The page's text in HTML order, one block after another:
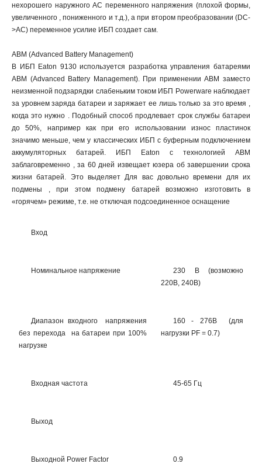
нехорошего наружного AC переменного напряжения (плохой формы,
увеличенного , пониженного и т.д.), а при втором преобразовании (DC-
>AC) переменное усилие ИБП создает сам.
ABM (Advanced Battery Management)
В ИБП Eaton 9130 используется разработка управления батареями
ABM (Advanced Battery Management). При применении АВМ заместо
неизменной подзарядки слабеньким током ИБП Powerware наблюдает
за уровнем заряда батареи и заряжает ее лишь только за это время ,
когда это нужно . Подобный способ продлевает срок службы батареи
до 50%, например как при его использовании износ пластинок
значимо меньше, чем у классических ИБП с буферным подключением
аккумуляторных батарей. ИБП Eaton с технологией ABM
заблаговременно , за 60 дней извещает юзера об завершении срока
жизни батарей. Это выделяет Для вас довольно времени для их
подмены , при этом подмену батарей возможно изготовить в
«горячем» режиме, т.е. не отключая подсоединенное оснащение
Вход
Номинальное напряжение
230 В (возможно
220В, 240В)
Диапазон входного напряжения
без перехода на батареи при 100%
нагрузке
160 - 276В (для
нагрузки PF = 0.7)
Входная частота 45-65 Гц
Выход
Выходной Power Factor 0.9